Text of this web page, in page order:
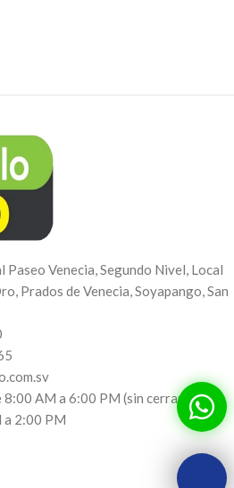
Paseo Venecia, Segundo Nivel, Local
Prados de Venecia, Soyapango, San
8:00 AM a 6:00 PM (sin cerrar al
a 2:00 PM